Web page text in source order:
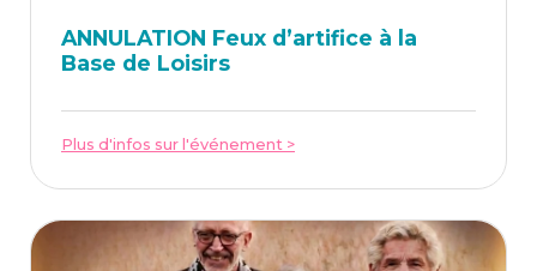
ANNU­LA­TION Feux d’ar­ti­fice à la
Base de Loisirs
Plus d'infos sur l'événement >